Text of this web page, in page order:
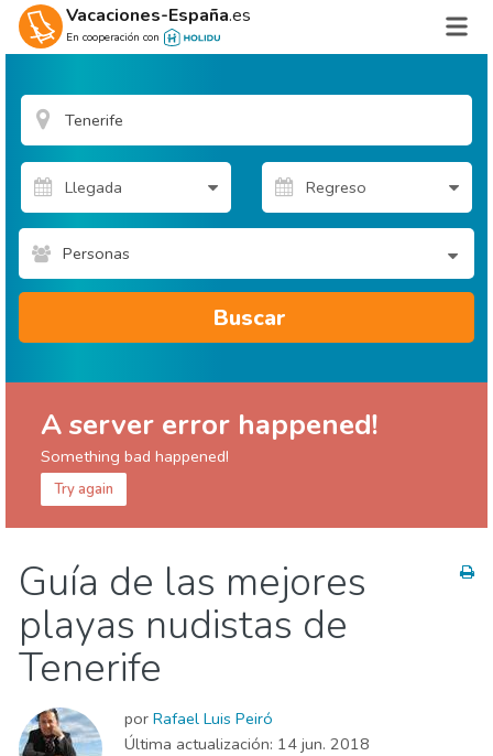
Vacaciones-España.es
En cooperación con
Personas
Buscar
A server error happened!
Something bad happened!
Try again
Agenda de eventos
Comida & Restaurantes
Deporte & aventura
Dónde quedarse
Museos & Arte
Vida nocturna & Bares
Guía de las mejores
playas nudistas de
Tenerife
por Rafael Luis Peiró
Última actualización: 14 jun. 2018